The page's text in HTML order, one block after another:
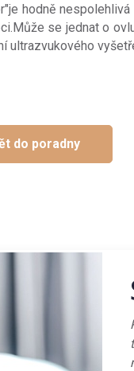
hodně
se jednat o
ultrazvukového
do poradny